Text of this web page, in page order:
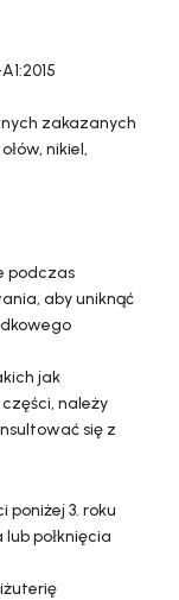
zakazanych
nikiel,
podczas
aby uniknąć
jak
należy
się z
3. roku
połknięcia